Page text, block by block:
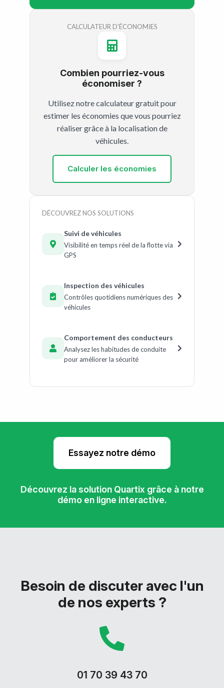
CALCULATEUR D'ÉCONOMIES
Combien pourriez-vous
économiser ?
Utilisez notre calculateur gratuit pour
estimer les économies que vous pourriez
réaliser grâce à la localisation de
véhicules.
Calculer les économies
DÉCOUVREZ NOS SOLUTIONS
Suivi de véhicules
Visibilité en temps réel de la flotte via
GPS
Inspection des véhicules
Contrôles quotidiens numériques des
véhicules
Comportement des conducteurs
Analysez les habitudes de conduite
pour améliorer la sécurité
Essayez notre démo
Découvrez la solution Quartix grâce à notre
démo en ligne interactive.
Besoin de discuter avec l'un
de nos experts ?
01 70 39 43 70